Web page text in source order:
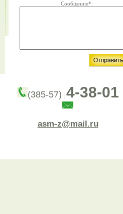
Сообщение*:
(385-57) 4-38-01
asm-z@mail.ru